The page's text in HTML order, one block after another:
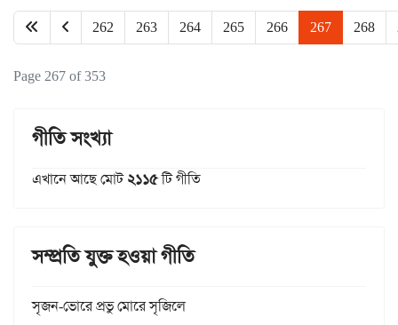
262 263 264 265 266 267 268
Page 267 of 353
গীতি সংখ্যা
এখানে আছে মোট২১১৫টি গীতি
সম্প্রতি যুক্ত হওয়া গীতি
সৃজন-ভোরে প্রভু মোরে সৃজিলে